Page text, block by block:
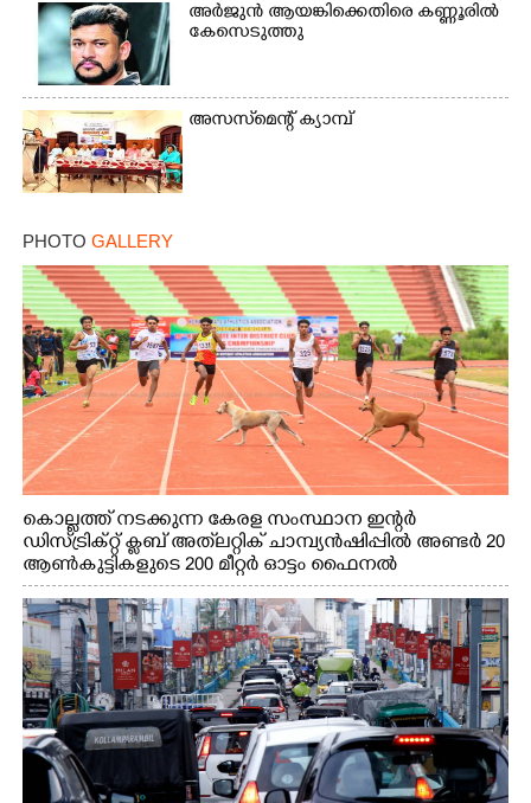
അർജുൻ ആയങ്കിക്കെതിരെ കണ്ണൂരിൽ
കേസെടുത്തു
അസസ്‌മെന്റ് ക്യാമ്പ്
PHOTO GALLERY
കൊല്ലത്ത് നടക്കുന്ന കേരള സംസ്ഥാന ഇന്റർ
ഡിസ്ട്രിക്റ്റ് ക്ലബ് അത്‌ലറ്റിക് ചാമ്പ്യൻഷിപ്പിൽ അണ്ടർ 20
ആൺകുട്ടികളുടെ 200 മീറ്റർ ഓട്ടം ഫൈനൽ
മത്സരത്തിനിടെ സിന്തറ്റിക് ട്രാക്കിന് കുറുകെ ഓടുന്ന
നായകൾ.